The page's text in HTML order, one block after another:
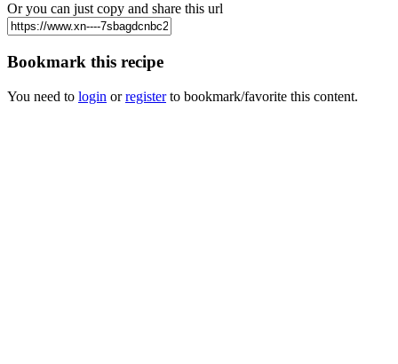
Or you can just copy and share this url
Bookmark this recipe
You need to login orregisterto bookmark/favorite this content.